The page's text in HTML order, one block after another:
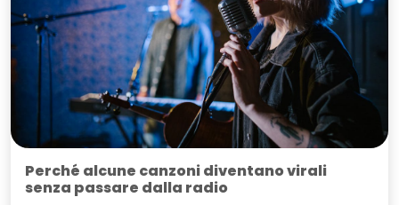
Perché alcune canzoni diventano virali
senza passare dalla radio